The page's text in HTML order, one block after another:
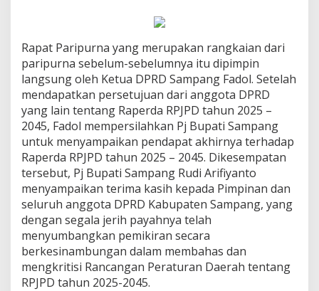
Rapat Paripurna yang merupakan rangkaian dari
paripurna sebelum-sebelumnya itu dipimpin
langsung oleh Ketua DPRD Sampang Fadol. Setelah
mendapatkan persetujuan dari anggota DPRD
yang lain tentang Raperda RPJPD tahun 2025 –
2045, Fadol mempersilahkan Pj Bupati Sampang
untuk menyampaikan pendapat akhirnya terhadap
Raperda RPJPD tahun 2025 – 2045. Dikesempatan
tersebut, Pj Bupati Sampang Rudi Arifiyanto
menyampaikan terima kasih kepada Pimpinan dan
seluruh anggota DPRD Kabupaten Sampang, yang
dengan segala jerih payahnya telah
menyumbangkan pemikiran secara
berkesinambungan dalam membahas dan
mengkritisi Rancangan Peraturan Daerah tentang
RPJPD tahun 2025-2045.